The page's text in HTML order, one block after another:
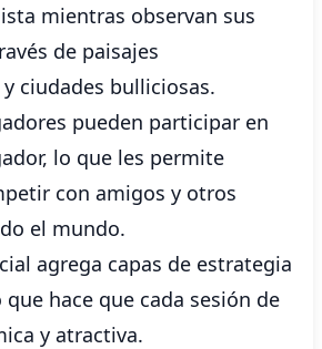
mientras observan sus
de paisajes
ciudades bulliciosas.
pueden participar en
lo que les permite
con amigos y otros
el mundo.
agrega capas de estrategia
hace que cada sesión de
y atractiva.